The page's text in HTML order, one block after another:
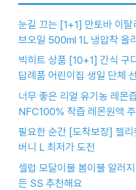
눈길 끄는 [1+1] 만토바 이
브오일 500ml 1L 냉압착 올
빅히트 상품 [10+1] 간식 구
답례품 어린이집 생일 단체
너무 좋은 리얼 유기농 레몬
NFC100% 착즙 레몬원액
필요한 순간 [도착보장] 젤
버니 L 최저가 도전
셀럽 모달이불 봄이불 알러
든 SS 추천해요